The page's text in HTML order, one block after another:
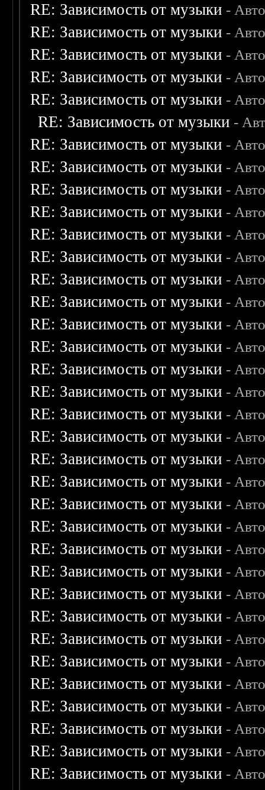
RE: Зависимость от музыки -
RE: Зависимость от музыки -
RE: Зависимость от музыки -
RE: Зависимость от музыки -
RE: Зависимость от музыки -
RE: Зависимость от музыки -
RE: Зависимость от музыки -
RE: Зависимость от музыки -
RE: Зависимость от музыки -
RE: Зависимость от музыки -
RE: Зависимость от музыки -
RE: Зависимость от музыки -
RE: Зависимость от музыки -
RE: Зависимость от музыки -
RE: Зависимость от музыки -
RE: Зависимость от музыки -
RE: Зависимость от музыки -
RE: Зависимость от музыки -
RE: Зависимость от музыки -
RE: Зависимость от музыки -
RE: Зависимость от музыки -
RE: Зависимость от музыки -
RE: Зависимость от музыки -
RE: Зависимость от музыки -
RE: Зависимость от музыки -
RE: Зависимость от музыки -
RE: Зависимость от музыки -
RE: Зависимость от музыки -
RE: Зависимость от музыки -
RE: Зависимость от музыки -
RE: Зависимость от музыки -
RE: Зависимость от музыки -
RE: Зависимость от музыки -
RE: Зависимость от музыки -
RE: Зависимость от музыки -